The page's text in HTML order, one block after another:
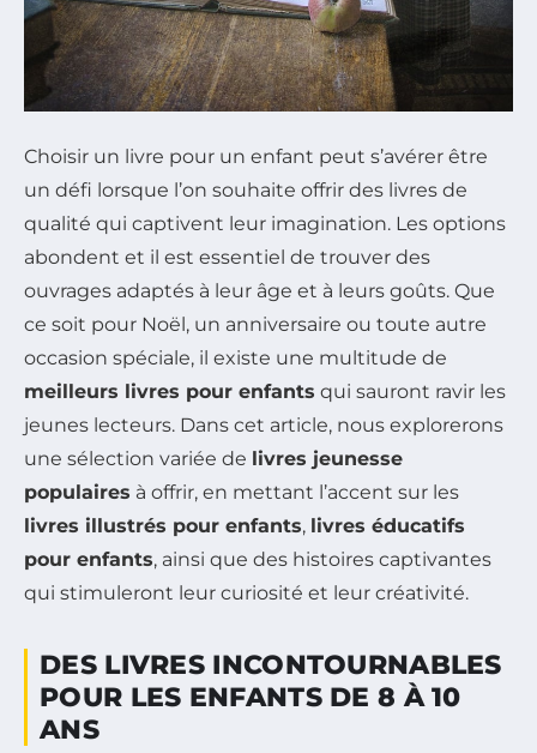
Choisir un livre pour un enfant peut s’avérer être
un défi lorsque l’on souhaite offrir des livres de
qualité qui captivent leur imagination. Les options
abondent et il est essentiel de trouver des
ouvrages adaptés à leur âge et à leurs goûts. Que
ce soit pour Noël, un anniversaire ou toute autre
occasion spéciale, il existe une multitude de
meilleurs livres pour enfants qui sauront ravir les
jeunes lecteurs. Dans cet article, nous explorerons
une sélection variée de livres jeunesse
populaires à offrir, en mettant l’accent sur les
livres illustrés pour enfants, livres éducatifs
pour enfants, ainsi que des histoires captivantes
qui stimuleront leur curiosité et leur créativité.
DES LIVRES INCONTOURNABLES
POUR LES ENFANTS DE 8 À 10
ANS